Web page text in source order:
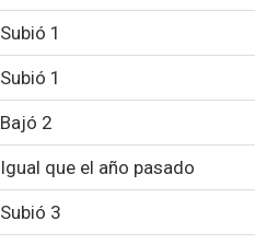
Subió 1
Subió 1
Bajó 2
Igual que el año pasado
Subió 3